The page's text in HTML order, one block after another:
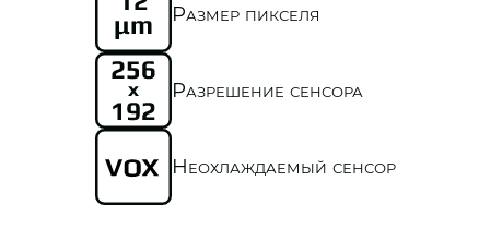
Размер пикселя
Разрешение сенсора
Неохлаждаемый сенсор